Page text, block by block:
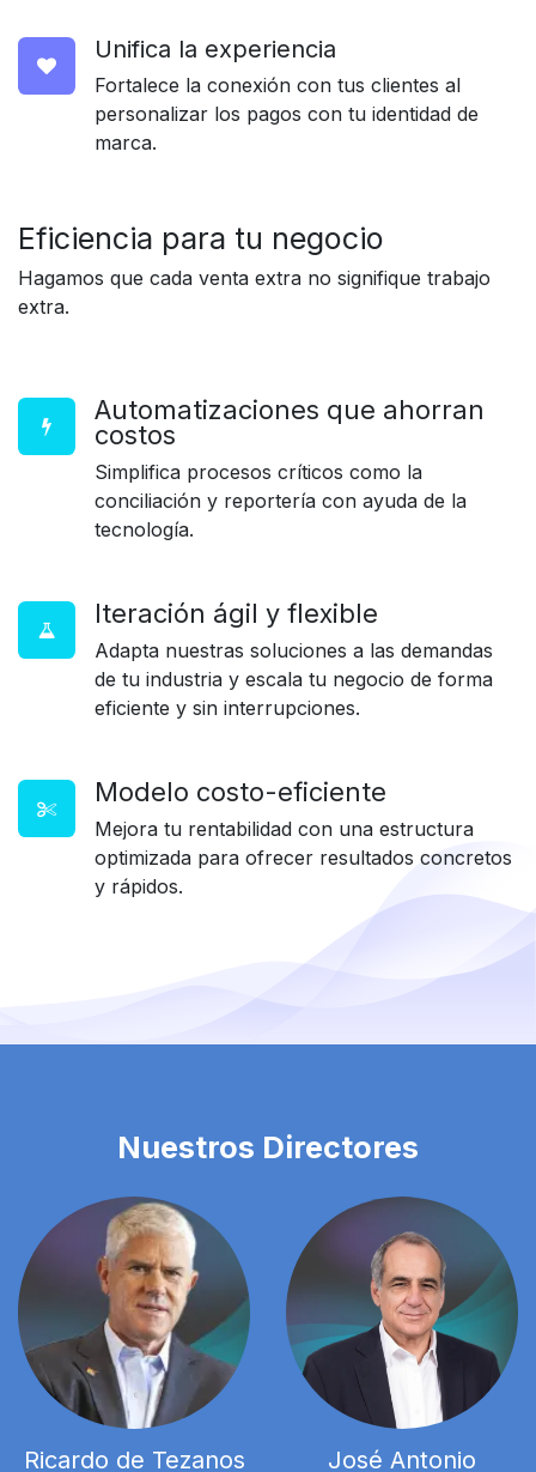
Unifica la experiencia
Fortalece la conexión con tus clientes al
personalizar los pagos con tu identidad de
marca.
Eficiencia para tu negocio
Hagamos que cada venta extra no signifique trabajo
extra.
Automatizaciones que ahorran
costos
Simplifica procesos críticos como la
conciliación y reportería con ayuda de la
tecnología.
Iteración ágil y flexible
Adapta nuestras soluciones a las demandas
de tu industria y escala tu negocio de forma
eficiente y sin interrupciones.
Modelo costo-eficiente
Mejora tu rentabilidad con una estructura
optimizada para ofrecer resultados concretos
y rápidos.
Nuestros Directores
Ricardo de Tezanos
José Antonio